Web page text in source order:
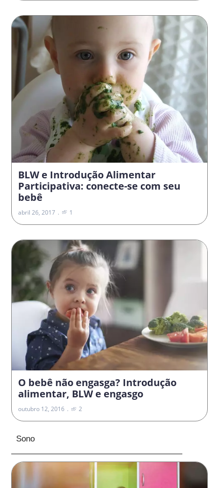
BLW e Introdução Alimentar
Participativa: conecte-se com seu
bebê
abril 26, 2017 1
O bebê não engasga? Introdução
alimentar, BLW e engasgo
outubro 12, 2016 2
Sono